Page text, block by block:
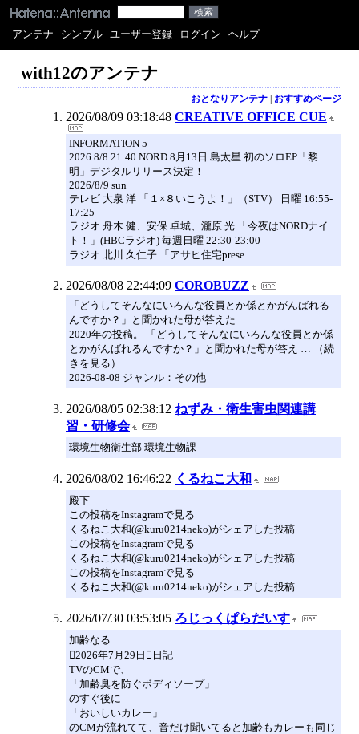
アンテナ シンプル ユーザー登録 ログイン ヘルプ
with12のアンテナ
おとなりアンテナ| おすすめページ
2026/08/09 03:18:48 CREATIVE OFFICE CUE
INFORMATION 5
2026 8/8 21:40 NORD 8月13日 島太星 初のソロEP「黎
明」デジタルリリース決定！
2026/8/9 sun
テレビ 大泉 洋 「１×８いこうよ！」（STV） 日曜 16:55-
17:25
ラジオ 舟木 健、安保 卓城、瀧原 光 「今夜はNORDナイ
ト！」(HBCラジオ) 毎週日曜 22:30-23:00
ラジオ 北川 久仁子 「アサヒ住宅prese
2026/08/08 22:44:09 COROBUZZ
「どうしてそんなにいろんな役員とか係とかがんばれる
んですか？」と聞かれた母が答えた
2020年の投稿。 「どうしてそんなにいろんな役員とか係
とかがんばれるんですか？」と聞かれた母が答え … （続
きを見る）
2026-08-08 ジャンル：その他
2026/08/05 02:38:12 ねずみ・衛生害虫関連講
習・研修会
環境生物衛生部 環境生物課
2026/08/02 16:46:22 くるねこ大和
殿下
この投稿をInstagramで見る
くるねこ大和(@kuru0214neko)がシェアした投稿
この投稿をInstagramで見る
くるねこ大和(@kuru0214neko)がシェアした投稿
この投稿をInstagramで見る
くるねこ大和(@kuru0214neko)がシェアした投稿
2026/07/30 03:53:05 ろじっくぱらだいす
加齢なる
2026年7月29日日記
TVのCMで、
「加齢臭を防ぐボディソープ」
のすぐ後に
「おいしいカレー」
のCMが流れてて、音だけ聞いてると加齢もカレーも同じ